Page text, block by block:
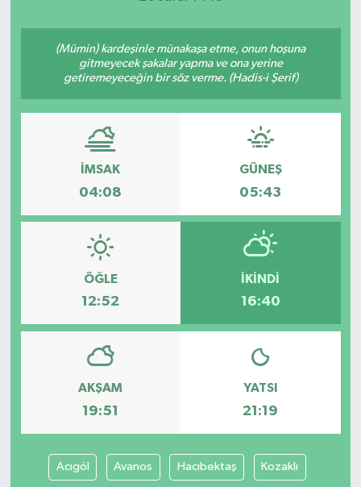
(Mümin) kardeşinle münakaşa etme, onun hoşuna
gitmeyecek şakalar yapma ve ona yerine
getiremeyeceğin bir söz verme. (Hadis-i Şerif)
İMSAK
04:08
GÜNEŞ
05:43
ÖĞLE
12:52
İKINDI
16:40
AKŞAM
19:51
YATSI
21:19
Acıgöl Avanos Hacıbektaş Kozaklı